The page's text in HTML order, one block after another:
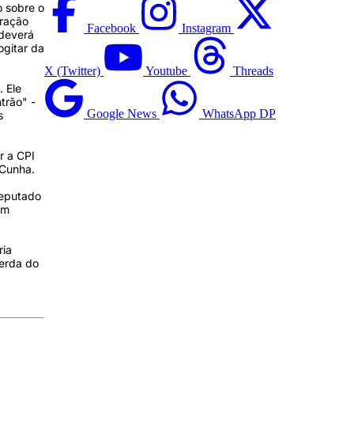
sobre o
da
Ele
-
a CPI
do
Facebook Instagram
X (Twitter) Youtube Threads
Google News WhatsApp DP